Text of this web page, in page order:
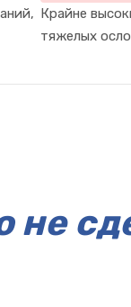
Крайне
тяжелых
не